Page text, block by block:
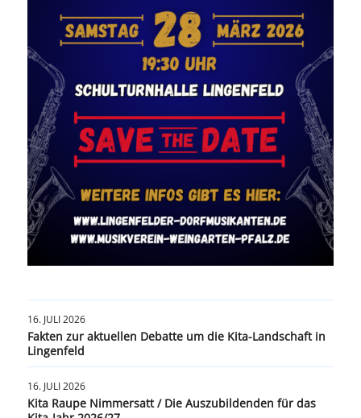
16. JULI 2026
Fakten zur aktuellen Debatte um die Kita-Landschaft in
Lingenfeld
16. JULI 2026
Kita Raupe Nimmersatt / Die Auszubildenden für das